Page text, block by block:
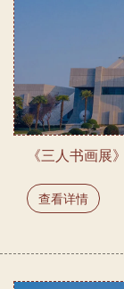
《三人书画展》
查看详情